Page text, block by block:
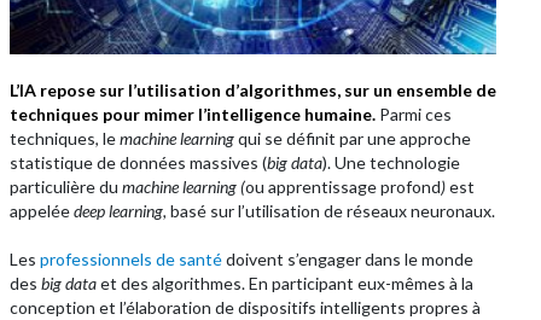
L’IA repose sur l’utilisation d’algorithmes, sur un ensemble de
techniques pour mimer l’intelligence humaine.Parmi ces
techniques, lemachine learningqui se définit par une approche
statistique de données massives (big data). Une technologie
particulière du machine learning (ou apprentissage profond)est
appeléedeep learning, basé sur l’utilisation de réseaux neuronaux.
Les professionnels de santédoivent s’engager dans le monde
des big dataet des algorithmes. En participant eux-mêmes à la
conception et l’élaboration de dispositifs intelligents propres à